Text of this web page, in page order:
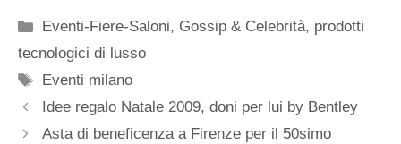
Categorie
Eventi-Fiere-Saloni, Gossip & Celebrità, prodotti
tecnologici di lusso
Tag
Eventi milano
Idee regalo Natale 2009, doni per lui by Bentley
Asta di beneficenza a Firenze per il 50simo